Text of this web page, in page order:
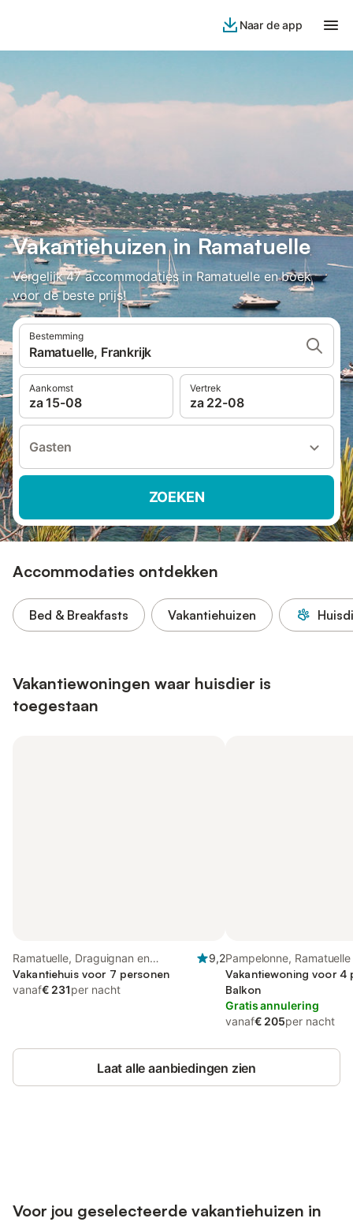
Naar de app
Vakantiehuizen in Ramatuelle
Vergelijk 47 accommodaties in Ramatuelle en boek
voor de beste prijs!
Bestemming
Ramatuelle, Frankrijk
Aankomst
za 15-08
Vertrek
za 22-08
Gasten
ZOEKEN
Accommodaties ontdekken
Bed & Breakfasts Vakantiehuizen
Vakantiewoningen waar huisdier is
toegestaan
Ramatuelle, Draguignan en
omgeving
9,2
Vakantiehuis voor 7 personen
vanaf€ 231per nacht
Pampelonne, Ramatuelle
Vakantiewoning voor 4
Balkon
Gratis annulering
vanaf€ 205per nacht
Laat alle aanbiedingen zien
Voor jou geselecteerde vakantiehuizen in